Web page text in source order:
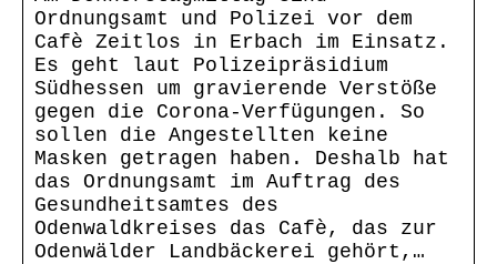
Ordnungsamt und Polizei vor dem
Cafè Zeitlos in Erbach im Einsatz.
Es geht laut Polizeipräsidium
Südhessen um gravierende Verstöße
gegen die Corona-Verfügungen. So
sollen die Angestellten keine
Masken getragen haben. Deshalb hat
das Ordnungsamt im Auftrag des
Gesundheitsamtes des
Odenwaldkreises das Cafè, das zur
Odenwälder Landbäckerei gehört,…